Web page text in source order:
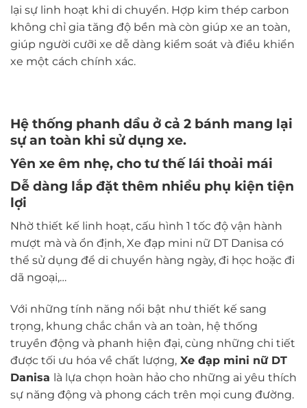
lại sự linh hoạt khi di chuyển. Hợp kim thép carbon
không chỉ gia tăng độ bền mà còn giúp xe an toàn,
giúp người cưỡi xe dễ dàng kiểm soát và điều khiển
xe một cách chính xác.
Hệ thống phanh dầu ở cả 2 bánh mang lại
sự an toàn khi sử dụng xe.
Yên xe êm nhẹ, cho tư thế lái thoải mái
Dễ dàng lắp đặt thêm nhiều phụ kiện tiện
lợi
Nhờ thiết kế linh hoạt, cấu hình 1 tốc độ vận hành
mượt mà và ổn định, Xe đạp mini nữ DT Danisa có
thể sử dụng để di chuyển hàng ngày, đi học hoặc đi
dã ngoại,…
Với những tính năng nổi bật như thiết kế sang
trọng, khung chắc chắn và an toàn, hệ thống
truyền động và phanh hiện đại, cùng những chi tiết
được tối ưu hóa về chất lượng, Xe đạp mini nữ DT
Danisa là lựa chọn hoàn hảo cho những ai yêu thích
sự năng động và phong cách trên mọi cung đường.